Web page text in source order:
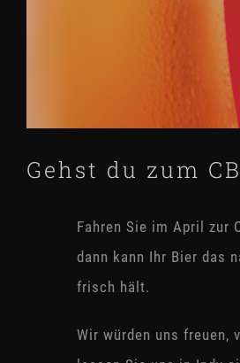
Gehst du zum
Fahren Sie im April zur
dann kann Ihr Bier das
frisch hält.
Wir würden uns freuen,